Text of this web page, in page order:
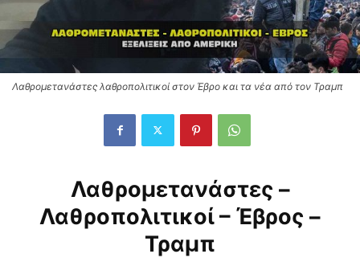
Λαθρομετανάστες λαθροπολιτικοί στον Έβρο και τα νέα από τον Τραμπ
Λαθρομετανάστες –
Λαθροπολιτικοί – Έβρος –
Τραμπ